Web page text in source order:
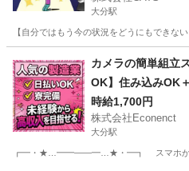
大分駅
【自分ではもう今の状況をどうにもでき
大分駅 仕分け
カメラの簡単組立
OK】住み込みOK
時給1,700円
株式会社Econenct
大分駅
┏━・★…━━――━…★・━┓ スマホからサ